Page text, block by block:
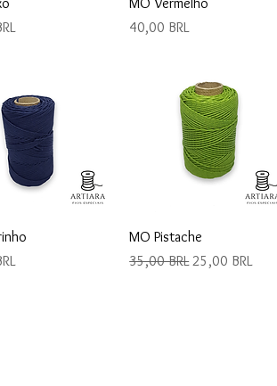
Precio
40,00 BRL
Vista rápida Vista rápida
MO Pistache
Precio
35,00 BRL Precio de oferta
25,00 BRL